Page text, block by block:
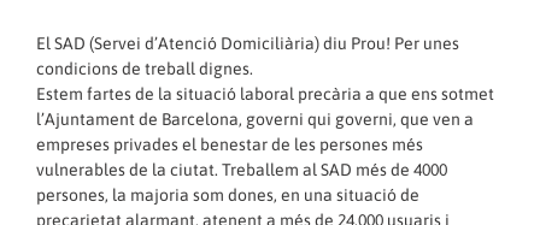
El SAD (Servei d’Atenció Domiciliària) diu Prou! Per unes
condicions de treball dignes.
Estem fartes de la situació laboral precària a que ens sotmet
l’Ajuntament de Barcelona, governi qui governi, que ven a
empreses privades el benestar de les persones més
vulnerables de la ciutat. Treballem al SAD més de 4000
persones, la majoria som dones, en una situació de
precarietat alarmant, atenent a més de 24.000 usuaris i